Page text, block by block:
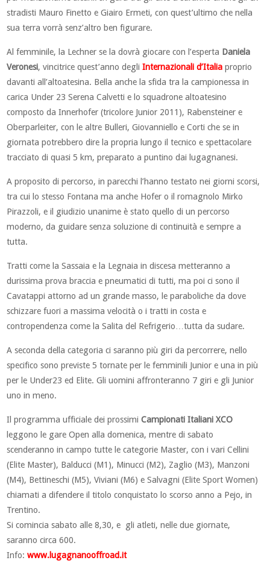
stradisti Mauro Finetto e Giairo Ermeti, con quest’ultimo che nella
sua terra vorrà senz’altro ben figurare.
Al femminile, la Lechner se la dovrà giocare con l’esperta Daniela
Veronesi, vincitrice quest’anno degliInternazionali d’Italia proprio
davanti all’altoatesina. Bella anche la sfida tra la campionessa in
carica Under 23 Serena Calvetti e lo squadrone altoatesino
composto da Innerhofer (tricolore Junior 2011), Rabensteiner e
Oberparleiter, con le altre Bulleri, Giovanniello e Corti che se in
giornata potrebbero dire la propria lungo il tecnico e spettacolare
tracciato di quasi 5 km, preparato a puntino dai lugagnanesi.
A proposito di percorso, in parecchi l’hanno testato nei giorni scorsi,
tra cui lo stesso Fontana ma anche Hofer o il romagnolo Mirko
Pirazzoli, e il giudizio unanime è stato quello di un percorso
moderno, da guidare senza soluzione di continuità e sempre a
tutta.
Tratti come la Sassaia e la Legnaia in discesa metteranno a
durissima prova braccia e pneumatici di tutti, ma poi ci sono il
Cavatappi attorno ad un grande masso, le paraboliche da dove
schizzare fuori a massima velocità o i tratti in costa e
contropendenza come la Salita del Refrigerio…tutta da sudare.
A seconda della categoria ci saranno più giri da percorrere, nello
specifico sono previste 5 tornate per le femminili Junior e una in più
per le Under23 ed Elite. Gli uomini affronteranno 7 giri e gli Junior
uno in meno.
Il programma ufficiale dei prossimiCampionati Italiani XCO
leggono le gare Open alla domenica, mentre di sabato
scenderanno in campo tutte le categorie Master, con i vari Cellini
(Elite Master), Balducci (M1), Minucci (M2), Zaglio (M3), Manzoni
(M4), Bettineschi (M5), Viviani (M6) e Salvagni (Elite Sport Women)
chiamati a difendere il titolo conquistato lo scorso anno a Pejo, in
Trentino.
Si comincia sabato alle 8,30, e gli atleti, nelle due giornate,
saranno circa 600.
Info:www.lugagnanooffroad.it